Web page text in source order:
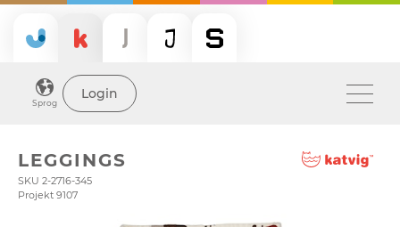
Sprog
Login
LEGGINGS
SKU 2-2716-345
Projekt 9107